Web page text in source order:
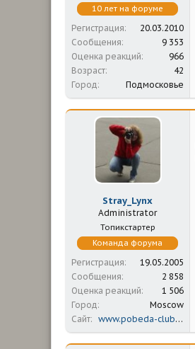
10 лет на форуме
Регистрация
20.03.2010
Сообщения
9 353
Оценка реакций
966
Возраст
42
Город
Подмосковье
Stray_Lynx
Administrator
Топикстартер
Команда форума
Регистрация
19.05.2005
Сообщения
2 858
Оценка реакций
1 506
Город
Moscow
Сайт
www.pobeda-club.ru